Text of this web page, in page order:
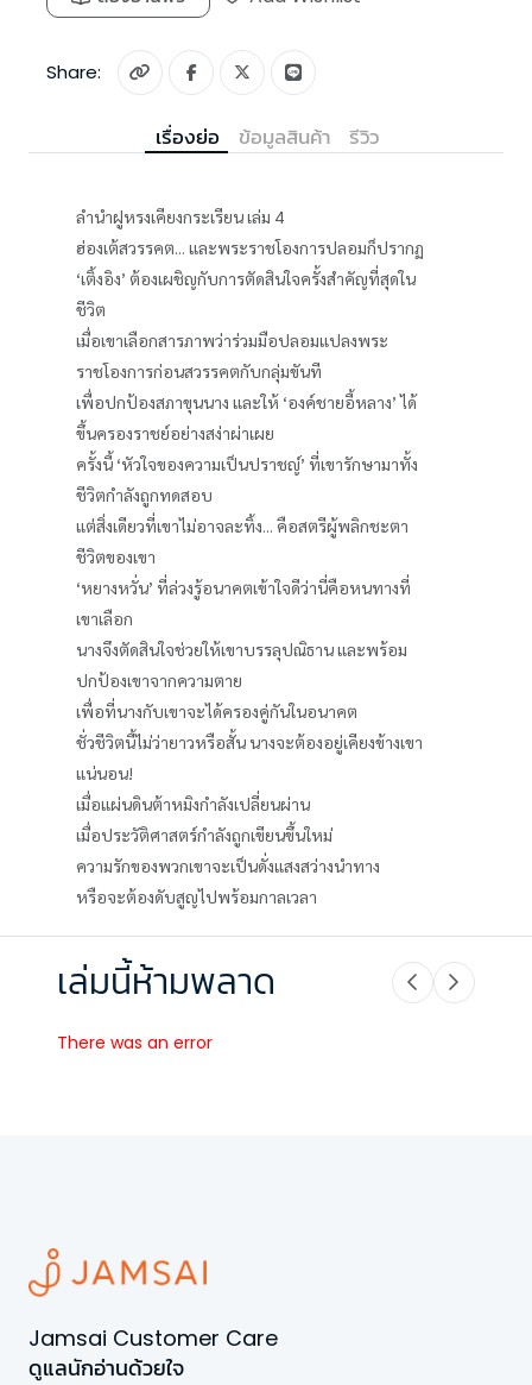
Share:
เรื่องย่อ ข้อมูลสินค้า รีวิว
ลำนำฝูหรงเคียงกระเรียน เล่ม 4
ฮ่องเต้สวรรคต... และพระราชโองการปลอมก็ปรากฏ
‘เติ้งอิง’ ต้องเผชิญกับการตัดสินใจครั้งสำคัญที่สุดใน
ชีวิต
เมื่อเขาเลือกสารภาพว่าร่วมมือปลอมแปลงพระ
ราชโองการก่อนสวรรคตกับกลุ่มขันที
เพื่อปกป้องสภาขุนนาง และให้ ‘องค์ชายอี้หลาง’ ได้
ขึ้นครองราชย์อย่างสง่าผ่าเผย
ครั้งนี้ ‘หัวใจของความเป็นปราชญ์’ ที่เขารักษามาทั้ง
ชีวิตกำลังถูกทดสอบ
แต่สิ่งเดียวที่เขาไม่อาจละทิ้ง... คือสตรีผู้พลิกชะตา
ชีวิตของเขา
‘หยางหวั่น’ ที่ล่วงรู้อนาคตเข้าใจดีว่านี่คือหนทางที่
เขาเลือก
นางจึงตัดสินใจช่วยให้เขาบรรลุปณิธาน และพร้อม
ปกป้องเขาจากความตาย
เพื่อที่นางกับเขาจะได้ครองคู่กันในอนาคต
ชั่วชีวิตนี้ไม่ว่ายาวหรือสั้น นางจะต้องอยู่เคียงข้างเขา
แน่นอน!
เมื่อแผ่นดินต้าหมิงกำลังเปลี่ยนผ่าน
เมื่อประวัติศาสตร์กำลังถูกเขียนขึ้นใหม่
ความรักของพวกเขาจะเป็นดั่งแสงสว่างนำทาง
หรือจะต้องดับสูญไปพร้อมกาลเวลา
เล่มนี้ห้ามพลาด
There was an error
Jamsai Customer Care
ดูแลนักอ่านด้วยใจ